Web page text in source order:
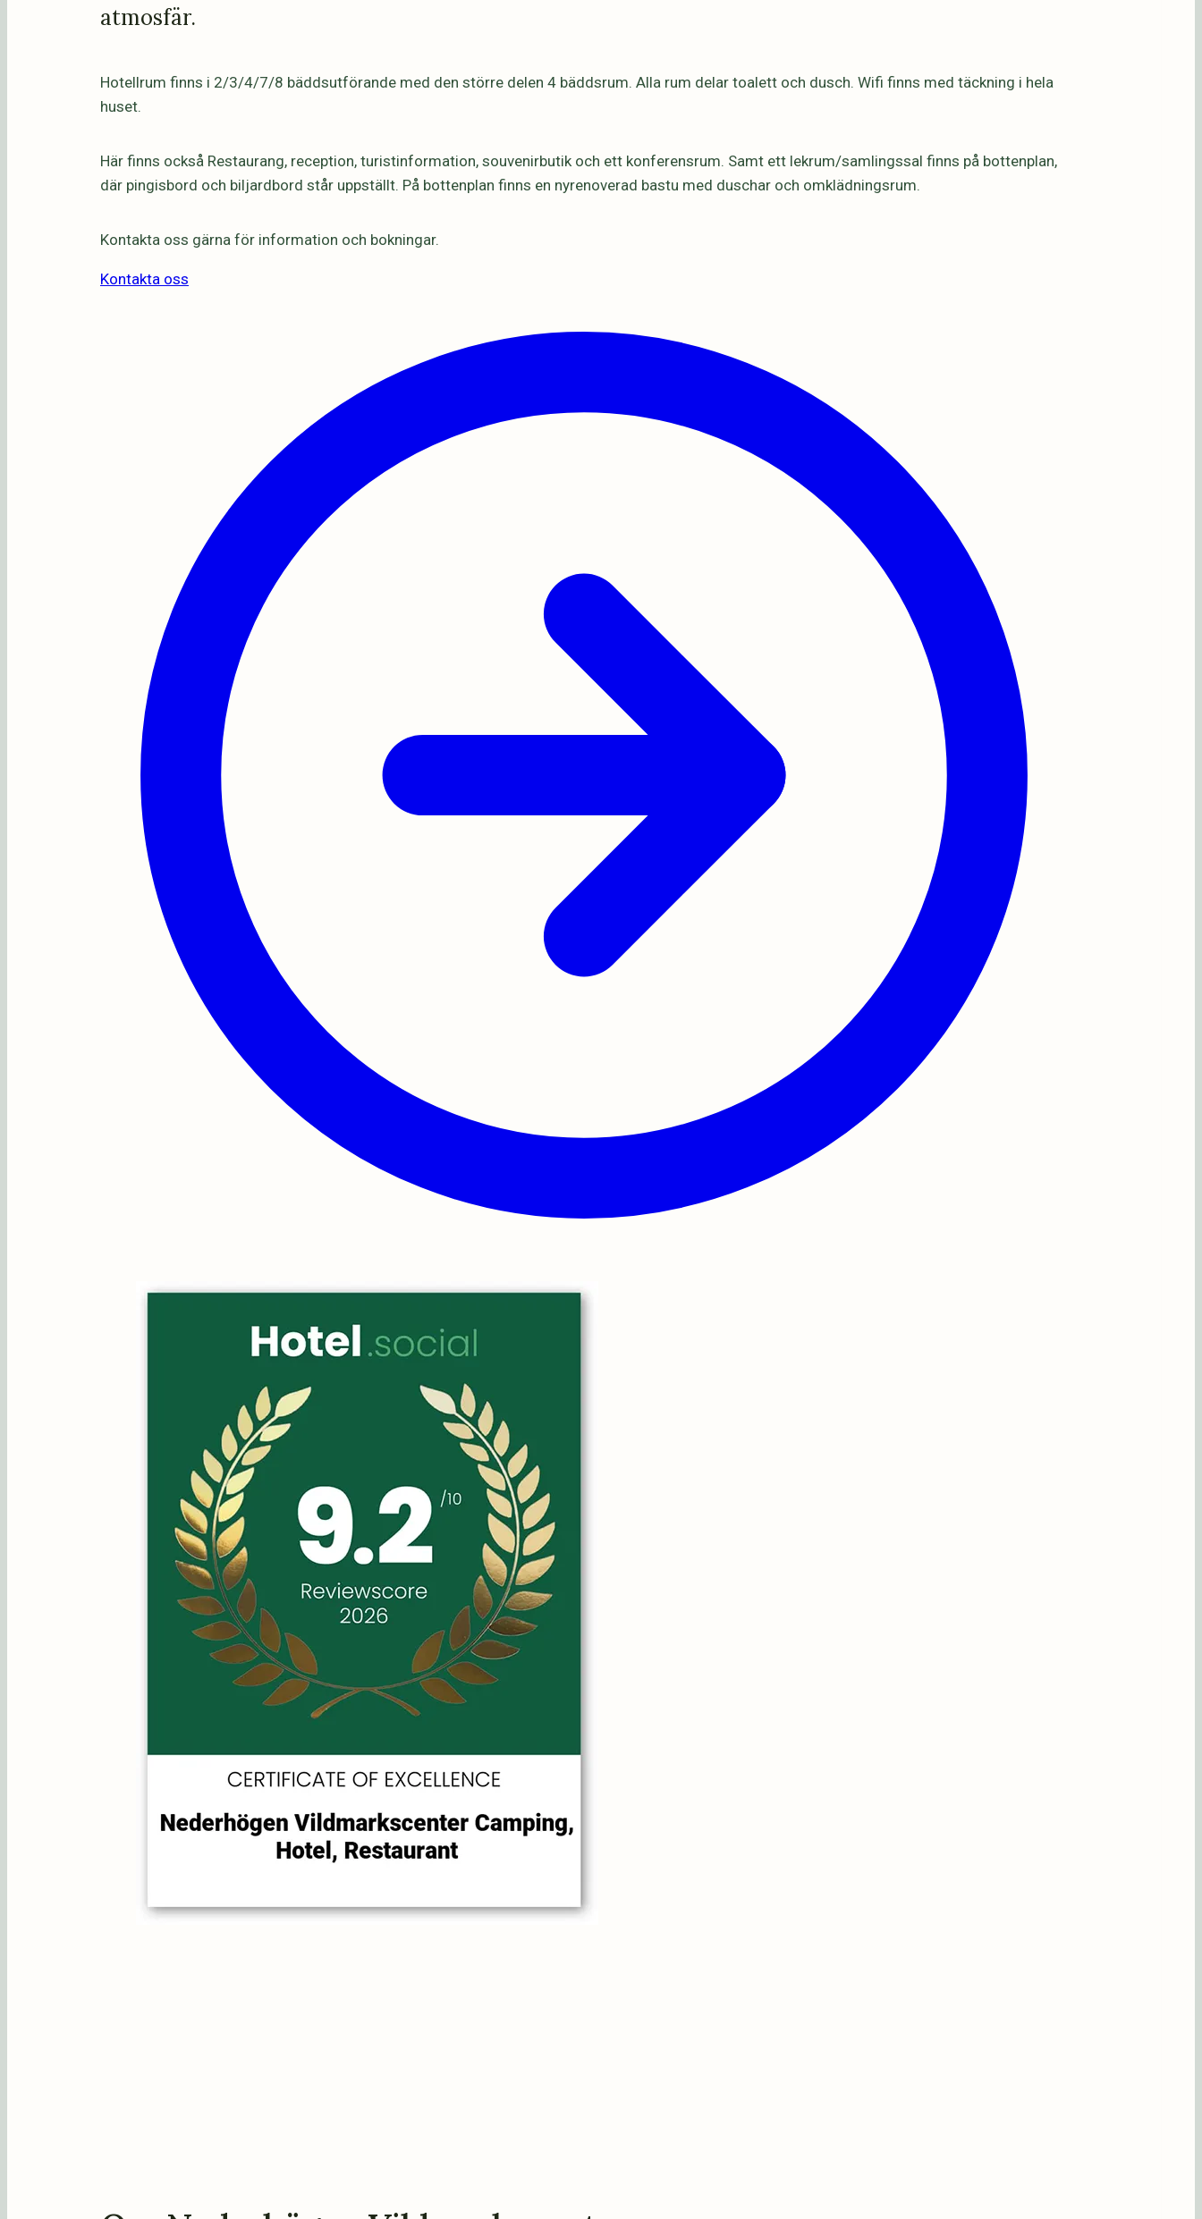
atmosfär.
Hotellrum finns i 2/3/4/7/8 bäddsutförande med den större delen 4 bäddsrum. Alla rum delar toalett och dusch. Wifi finns med täckning i hela
huset.
Här finns också Restaurang, reception, turistinformation, souvenirbutik och ett konferensrum. Samt ett lekrum/samlingssal finns på bottenplan,
där pingisbord och biljardbord står uppställt. På bottenplan finns en nyrenoverad bastu med duschar och omklädningsrum.
Kontakta oss gärna för information och bokningar.
Kontakta oss